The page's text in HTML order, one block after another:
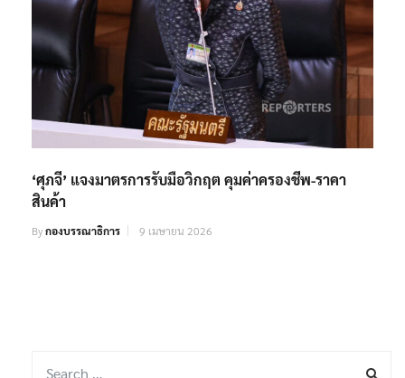
‘ศุภจี’ แจงมาตรการรับมือวิกฤต คุมค่าครองชีพ-ราคา
สินค้า
Byกองบรรณาธิการ 9 เมษายน 2026